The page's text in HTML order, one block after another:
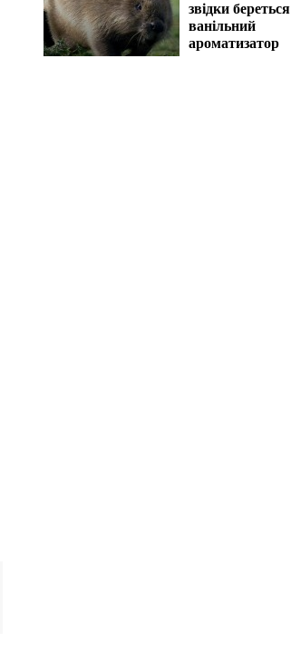
звідки береться
ванільний
ароматизатор